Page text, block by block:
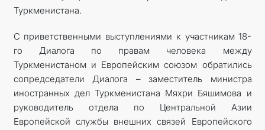
Туркменистана.
С приветственными выступлениями к участникам 18-
го Диалога по правам человека между
Туркменистаном и Европейским союзом обратились
сопредседатели Диалога – заместитель министра
иностранных дел Туркменистана Мяхри Бяшимова и
руководитель отдела по Центральной Азии
Европейской службы внешних связей Европейского